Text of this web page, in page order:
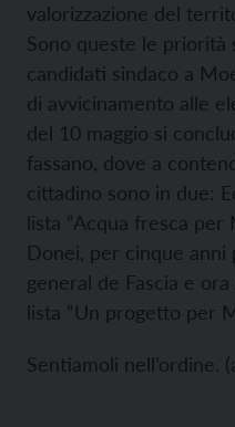
valorizzazione del
Sono queste le priorità
candidati sindaco a
di avvicinamento alle
del 10 maggio si
fassano, dove a
cittadino sono in due:
lista “Acqua fresca per
Donei, per cinque
general de Fascia e
lista “Un progetto per
Sentiamoli nell’ordine.